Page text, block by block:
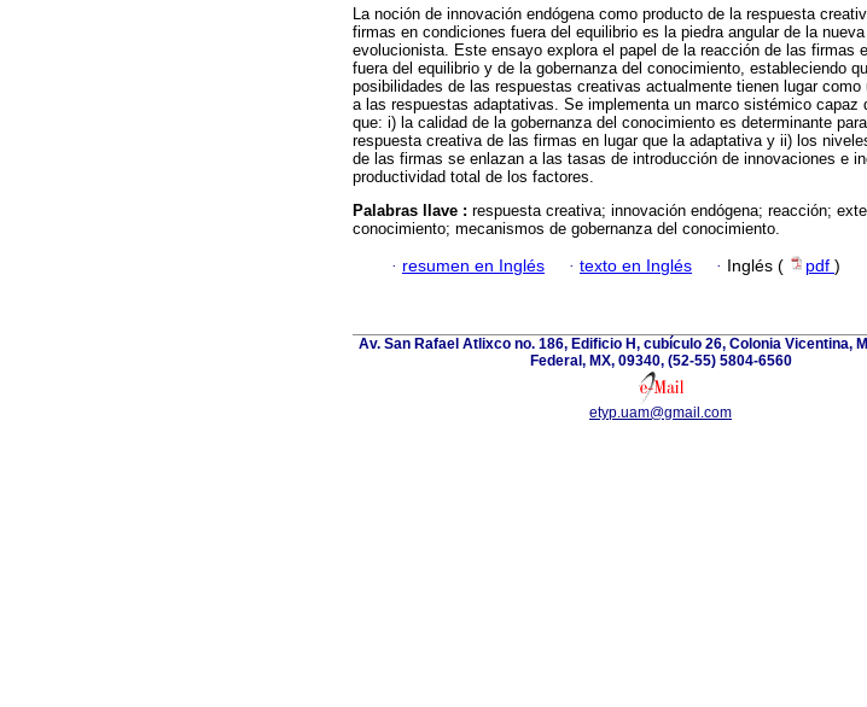
La noción de innovación endógena como producto de la respuesta
firmas en condiciones fuera del equilibrio es la piedra angular de la
evolucionista. Este ensayo explora el papel de la reacción de las firmas
fuera del equilibrio y de la gobernanza del conocimiento, estableciendo
posibilidades de las respuestas creativas actualmente tienen lugar como
a las respuestas adaptativas. Se implementa un marco sistémico capaz
que: i) la calidad de la gobernanza del conocimiento es determinante
respuesta creativa de las firmas en lugar que la adaptativa y ii) los
de las firmas se enlazan a las tasas de introducción de innovaciones e
productividad total de los factores.
Palabras llave : respuesta creativa; innovación endógena; reacción;
conocimiento; mecanismos de gobernanza del conocimiento.
· resumen en Inglés · texto en Inglés · Inglés ( pdf )
Av. San Rafael Atlixco no. 186, Edificio H, cubículo 26, Colonia Vicentina,
Federal, MX, 09340, (52-55) 5804-6560
etyp.uam@gmail.com